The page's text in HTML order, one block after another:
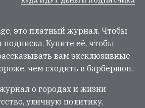
это платный журнал. Чтобы
подписка. Купите её, чтобы
вам эксклюзивные
чем сходить в барбершоп.
о городах и жизни
уличную политику,